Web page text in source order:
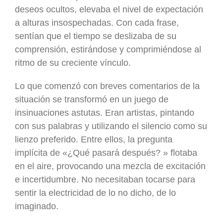
deseos ocultos, elevaba el nivel de expectación
a alturas insospechadas. Con cada frase,
sentían que el tiempo se deslizaba de su
comprensión, estirándose y comprimiéndose al
ritmo de su creciente vínculo.
Lo que comenzó con breves comentarios de la
situación se transformó en un juego de
insinuaciones astutas. Eran artistas, pintando
con sus palabras y utilizando el silencio como su
lienzo preferido. Entre ellos, la pregunta
implícita de «¿Qué pasará después? » flotaba
en el aire, provocando una mezcla de excitación
e incertidumbre. No necesitaban tocarse para
sentir la electricidad de lo no dicho, de lo
imaginado.